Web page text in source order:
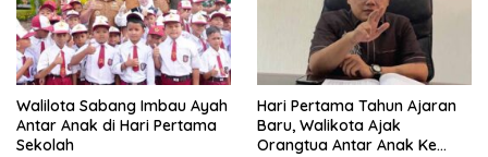
Walilota Sabang Imbau Ayah
Antar Anak di Hari Pertama
Sekolah
Hari Pertama Tahun Ajaran
Baru, Walikota Ajak
Orangtua Antar Anak Ke